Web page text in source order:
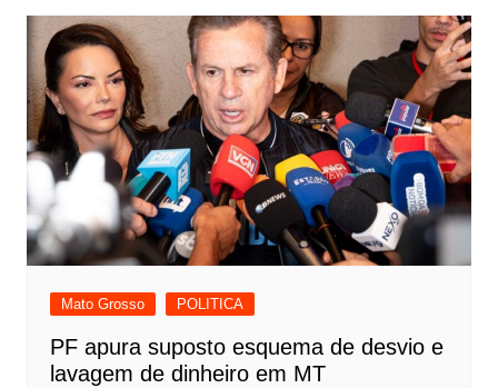
Mato Grosso POLITICA
PF apura suposto esquema de desvio e
lavagem de dinheiro em MT